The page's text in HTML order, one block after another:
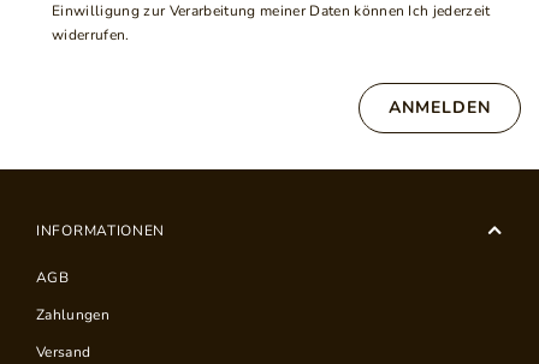
Einwilligung zur Verarbeitung meiner Daten können Ich jederzeit
widerrufen.
ANMELDEN
INFORMATIONEN
AGB
Zahlungen
Versand